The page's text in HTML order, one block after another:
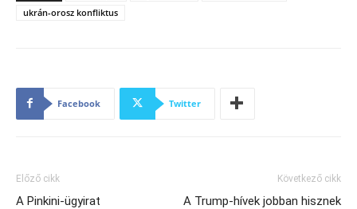
ukrán-orosz konfliktus
Facebook Twitter
Előző cikk
A Pinkini-ügyirat
Következő cikk
A Trump-hívek jobban hisznek